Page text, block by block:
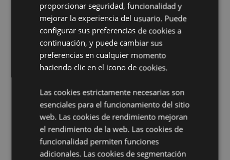
Material:Cerámica
Apto para Colgar:
Agujero de Drenaje:No
Información sobre el Producto:Recomendado para
uso en interiores, pero se puede usar en exteriores si
Información complementaria:
¿Quieres saber más acerca de los métodos de trabajo
de Puckator?Encuentra todo lo que necesitas saber
en la
guía de compra del cliente.
proporcionar seguridad, funcionalidad y
mejorar la experiencia del usuario. Puede
configurar sus preferencias de cookies a
continuación, y puede cambiar sus
preferencias en cualquier momento
haciendo clic en el icono de cookies.
Las cookies estrictamente necesarias son
esenciales para el funcionamiento del sitio
web. Las cookies de rendimiento mejoran
el rendimiento de la web. Las cookies de
funcionalidad permiten funciones
adicionales. Las cookies de segmentación